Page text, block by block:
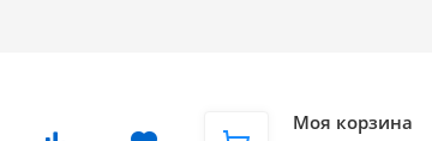
Моя корзина